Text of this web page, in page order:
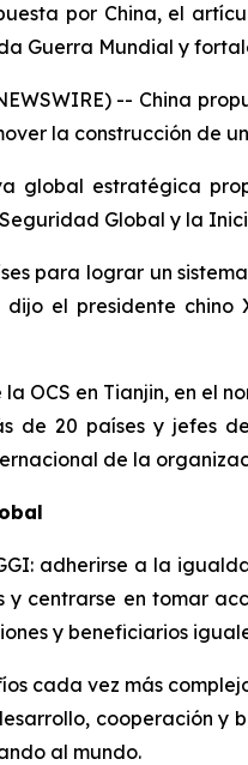
por China, el
Guerra Mundial y
-- China
la construcción de
global estratégica
Global y la
para lograr un
el presidente
OCS en Tianjin, en el
de 20 países y jefes
de la
adherirse a la
centrarse en tomar
y beneficiarios
cada vez más
cooperación y
al mundo.